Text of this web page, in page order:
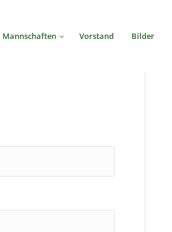
Mannschaften Vorstand Bilder